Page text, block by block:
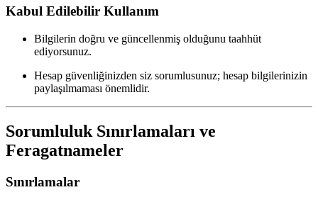
Kabul Edilebilir Kullanım
Bilgilerin doğru ve güncellenmiş olduğunu taahhüt
ediyorsunuz.
Hesap güvenliğinizden siz sorumlusunuz; hesap bilgilerinizin
paylaşılmaması önemlidir.
Sorumluluk Sınırlamaları ve
Feragatnameler
Sınırlamalar